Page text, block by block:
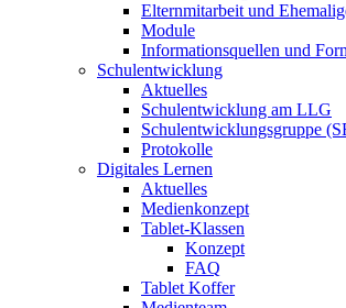
Elternmitarbeit und
Module
Informationsquellen und
Schulentwicklung
Aktuelles
Schulentwicklung am LLG
Schulentwicklungsgruppe
Protokolle
Digitales Lernen
Aktuelles
Medienkonzept
Tablet-Klassen
Konzept
FAQ
Tablet Koffer